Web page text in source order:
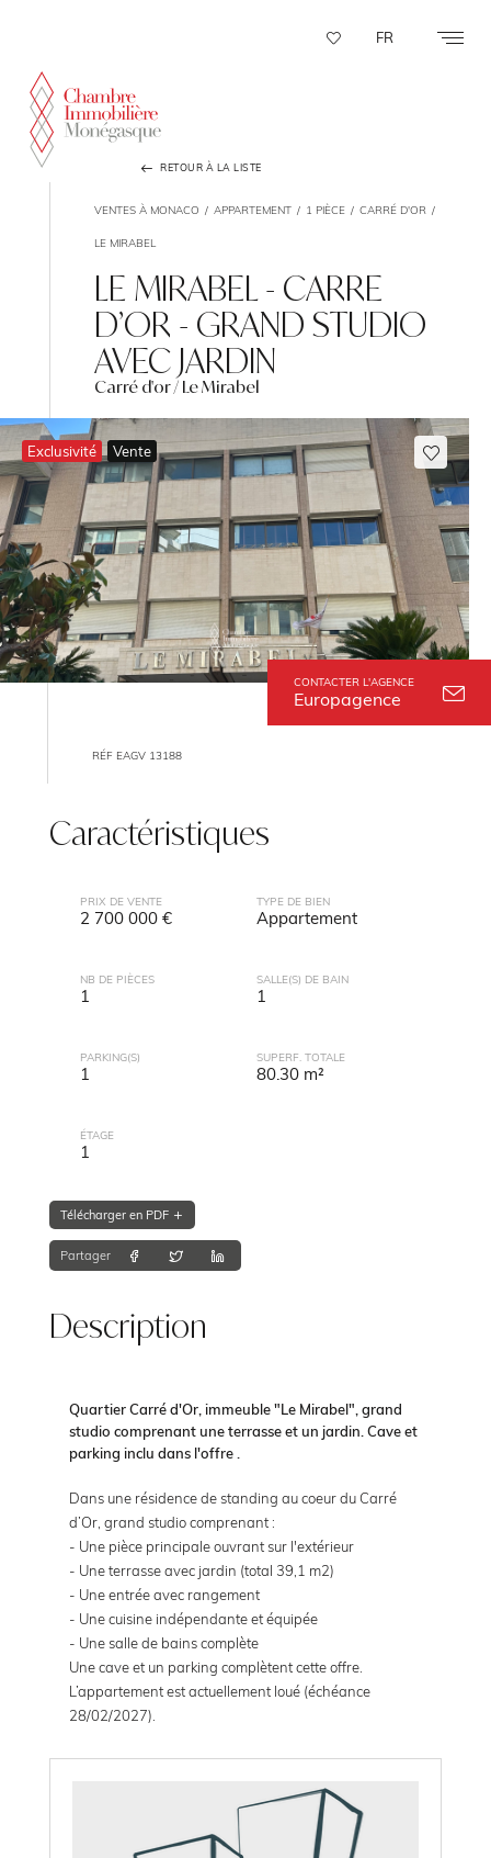
FR
RETOUR À LA LISTE
VENTES À MONACO APPARTEMENT 1 PIÈCE CARRÉ D'OR
LE MIRABEL
LE MIRABEL - CARRE
D’OR - GRAND STUDIO
AVEC JARDIN
Carré d'or / Le Mirabel
CONTACTER L'AGENCE
Europagence
Exclusivité Vente
RÉF EAGV 13188
Caractéristiques
PRIX DE VENTE
2 700 000 €
TYPE DE BIEN
Appartement
NB DE PIÈCES
1
SALLE(S) DE BAIN
1
PARKING(S)
1
SUPERF. TOTALE
80.30 m²
ÉTAGE
1
Télécharger en PDF
Partager
Description
Quartier Carré d'Or, immeuble "Le Mirabel", grand
studio comprenant une terrasse et un jardin. Cave et
parking inclu dans l'offre .
Dans une résidence de standing au coeur du Carré
d’Or, grand studio comprenant :
- Une pièce principale ouvrant sur l'extérieur
- Une terrasse avec jardin (total 39,1 m2)
- Une entrée avec rangement
- Une cuisine indépendante et équipée
- Une salle de bains complète
Une cave et un parking complètent cette offre.
L’appartement est actuellement loué (échéance
28/02/2027).